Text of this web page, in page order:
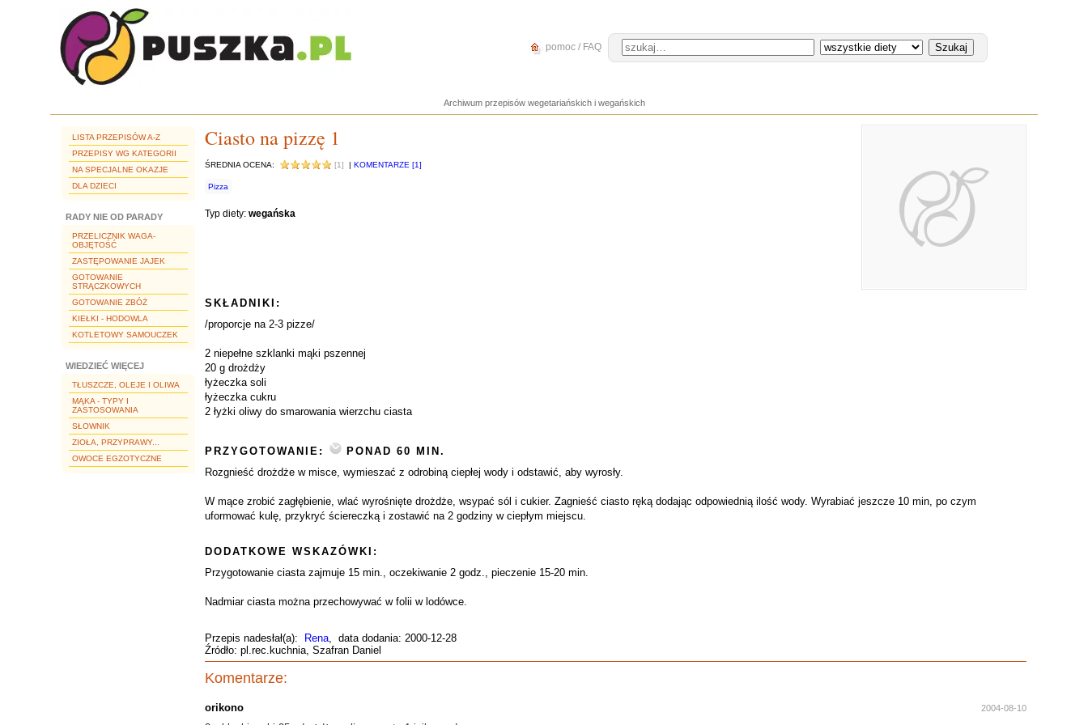
pomoc / FAQ
Archiwum przepisów wegetariańskich i wegańskich
LISTA PRZEPISÓW A-Z
PRZEPISY WG KATEGORII
NA SPECJALNE OKAZJE
DLA DZIECI
RADY NIE OD PARADY
PRZELICZNIK WAGA-
OBJĘTOŚĆ
ZASTĘPOWANIE JAJEK
GOTOWANIE
STRĄCZKOWYCH
GOTOWANIE ZBÓŻ
KIEŁKI - HODOWLA
KOTLETOWY SAMOUCZEK
WIEDZIEĆ WIĘCEJ
TŁUSZCZE, OLEJE I OLIWA
MĄKA - TYPY I
ZASTOSOWANIA
SŁOWNIK
ZIOŁA, PRZYPRAWY...
OWOCE EGZOTYCZNE
Ciasto na pizzę 1
ŚREDNIA OCENA: [1] | KOMENTARZE [1]
Pizza
Typ diety: wegańska
SKŁADNIKI:
/proporcje na 2-3 pizze/
2 niepełne szklanki mąki pszennej
20 g drożdży
łyżeczka soli
łyżeczka cukru
2 łyżki oliwy do smarowania wierzchu ciasta
PRZYGOTOWANIE:
PONAD 60 MIN.
Rozgnieść drożdże w misce, wymieszać z odrobiną ciepłej wody i odstawić, aby wyrosły.
W mące zrobić zagłębienie, wlać wyrośnięte drożdże, wsypać sól i cukier. Zagnieść ciasto ręką dodając odpowiednią ilość wody. Wyrabiać jeszcze 10 min, po czym
uformować kulę, przykryć ściereczką i zostawić na 2 godziny w ciepłym miejscu.
DODATKOWE WSKAZÓWKI:
Przygotowanie ciasta zajmuje 15 min., oczekiwanie 2 godz., pieczenie 15-20 min.
Nadmiar ciasta można przechowywać w folii w lodówce.
Przepis nadesłał(a): Rena, data dodania: 2000-12-28
Źródło: pl.rec.kuchnia, Szafran Daniel
Komentarze:
orikono 2004-08-10